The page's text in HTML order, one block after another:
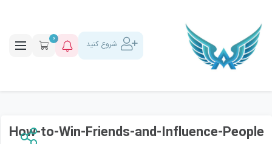
شروع کنید 0
How-to-Win-Friends-and-Influence-People